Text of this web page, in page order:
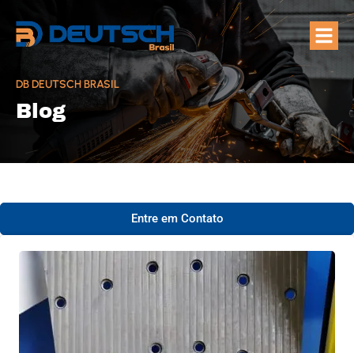
DB DEUTSCH BRASIL
Blog
Entre em Contato